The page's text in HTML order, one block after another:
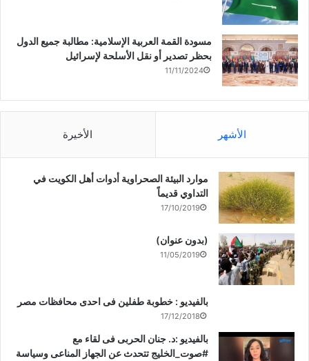
مسودة القمة العربية الإسلامية: مطالبة جميع الدول
بحظر تصدير أو نقل الأسلحة لإسرائيل
11/11/2024
الأشهر الأخيرة
موارد البيئة الصحراوية أدوات أهل الكويت في
التداوي قديماً
17/10/2019
(بدون عنوان)
11/05/2019
بالفيديو : خطوبة طفلين فى احدى محافظات مصر
17/12/2018
بالفيديو :د. جنان الحربى فى لقاء مع
#صوت_الخليج تتحدث عن الجهاز المناعى وسياسة